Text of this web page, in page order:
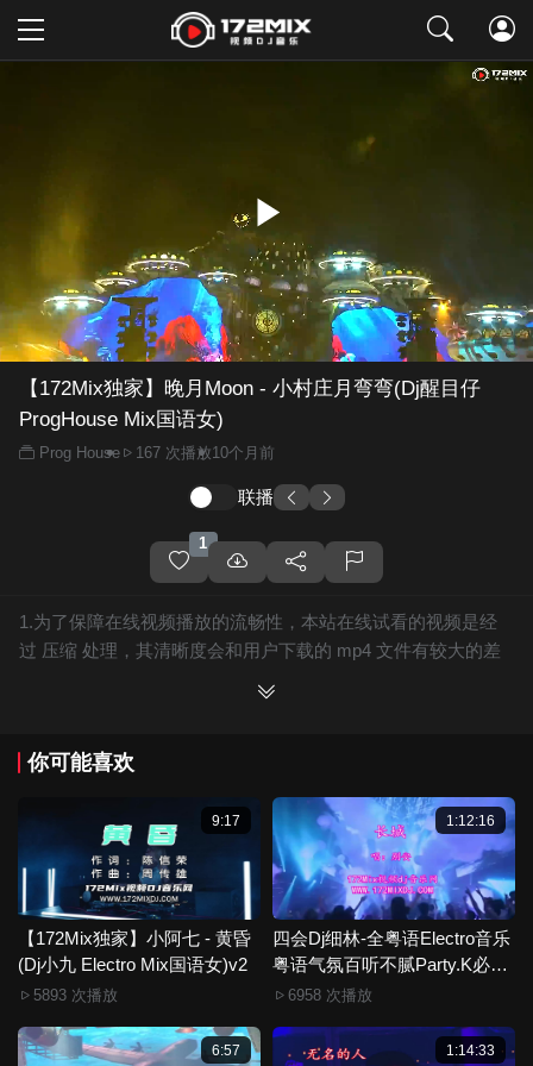
取消
【172Mix独家】晚月Moon - 小村庄月弯弯(Dj醒目仔
ProgHouse Mix国语女)
Prog House 167 次播放10个月前
联播
1
1.为了保障在线视频播放的流畅性，本站在线试看的视频是经
过 压缩 处理，其清晰度会和用户下载的 mp4 文件有较大的差
保证高清晰。
3.如果你喜欢 《【172Mix独家】晚月Moon - 小村庄月弯弯(Dj
醒目仔 ProgHouse Mix国语女)》，赶快介绍给你的朋友，一起
来分享！
4.如果您发现 《【172Mix独家】晚月Moon - 小村庄月弯弯(Dj
醒目仔 ProgHouse Mix国语女)》视频存在分类错误，清晰度不
够或无法播放的问题，请点击这里进行 我要纠错， 谢谢！
5.172Mix舞曲视频网禁止发布违规违法的信息，若您发现有相
关违规违法内容，请点击这里进行 举报投诉 ，一旦核实，平台
6.本站音视频文件部分由用户上传发布，其版权归原作者所
你可能喜欢
9:17
【172Mix独家】小阿七 - 黄昏
(Dj小九 Electro Mix国语女)v2
5893 次播放
1:12:16
四会Dj细林-全粤语Electro音乐
粤语气氛百听不腻Party.K必备
专辑172Mix串烧
6958 次播放
6:57 1:14:33